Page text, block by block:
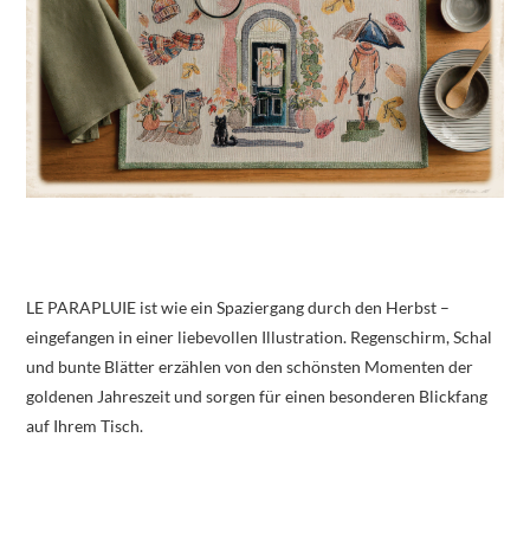
LE PARAPLUIE ist wie ein Spaziergang durch den Herbst –
eingefangen in einer liebevollen Illustration. Regenschirm, Schal
und bunte Blätter erzählen von den schönsten Momenten der
goldenen Jahreszeit und sorgen für einen besonderen Blickfang
auf Ihrem Tisch.